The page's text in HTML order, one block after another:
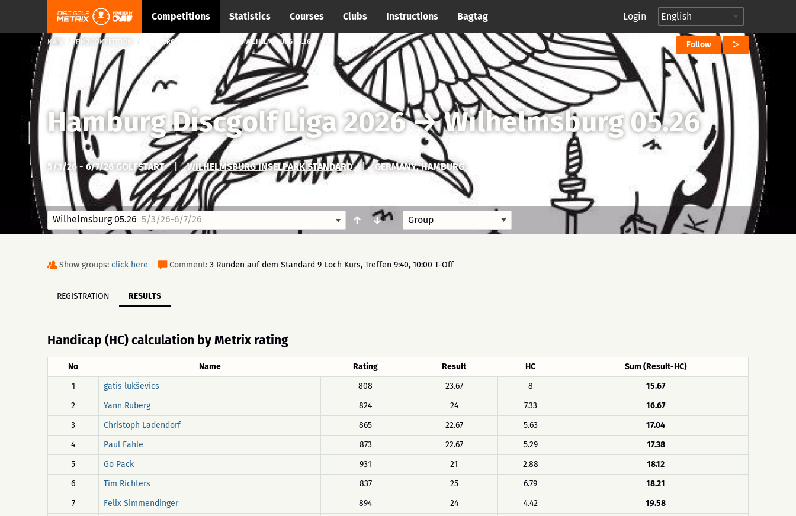
Competitions Statistics Courses Clubs Instructions Bagtag Login
MAIN FIND COMPETITION HAMBURG DISCGOLF LIGA 2026 → WILHELMSBURG 05.26 Follow
Hamburg Discgolf Liga 2026→Wilhelmsburg 05.26
5/3/26 - 6/7/26 GOLFSTART | WILHELMSBURG INSELPARK STANDARD | GERMANY, HAMBURG
Wilhelmsburg 05.26 5/3/26-6/7/26 ↑ ↓
Show groups: click here Comment: 3 Runden auf dem Standard 9 Loch Kurs, Treffen 9:40, 10:00 T-Off
REGISTRATION RESULTS
Handicap (HC) calculation by Metrix rating
No Name Rating Result HC
Sum (Result-HC)
1
gatis lukševics 808 23.67 8
15.67
2
Yann Ruberg 824 24 7.33
16.67
3
Christoph Ladendorf 865 22.67 5.63
17.04
4
Paul Fahle 873 22.67 5.29
17.38
5
Go Pack 931 21 2.88
18.12
6
Tim Richters 837 25 6.79
18.21
7
Felix Simmendinger 894 24 4.42
19.58